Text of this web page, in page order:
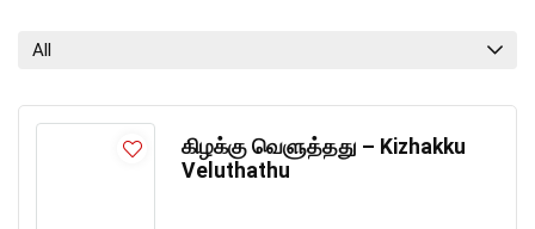
All
கிழக்கு வெளுத்தது – Kizhakku
Veluthathu